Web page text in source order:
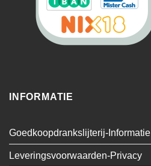
INFORMATIE
Goedkoopdrankslijterij-Informatie
Leveringsvoorwaarden-Privacy